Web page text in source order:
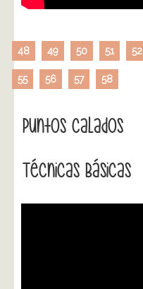
48 49 50 51 52
55 56 57 58
Puntos Calados
Técnicas Básicas